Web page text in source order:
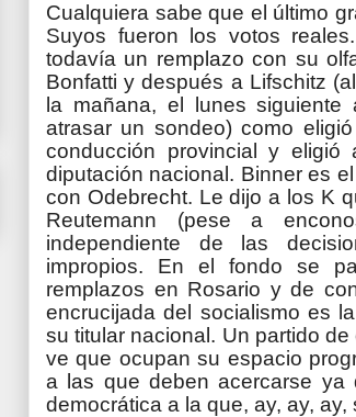
Cualquiera sabe que el último
Suyos fueron los votos
todavía un remplazo con su
Bonfatti y después a Lifschitz
la mañana, el lunes
atrasar un sondeo) como
conducción provincial y
diputación nacional. Binner es
con Odebrecht. Le dijo a los K
Reutemann (pese a
independiente de las
impropios. En el fondo se
remplazos en Rosario y de
encrucijada del socialismo es
su titular nacional. Un partido
ve que ocupan su espacio
a las que deben acercarse ya
democrática a la que, ay, ay,